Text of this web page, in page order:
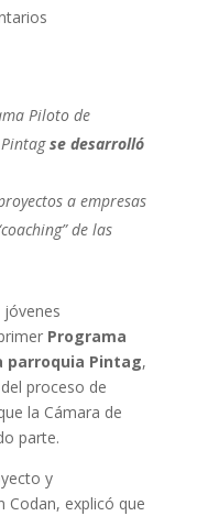
Piloto de
se desarrolló
a empresas
de las
jóvenes
Programa
parroquia Pintag,
proceso de
la Cámara de
parte.
y
Codan, explicó que